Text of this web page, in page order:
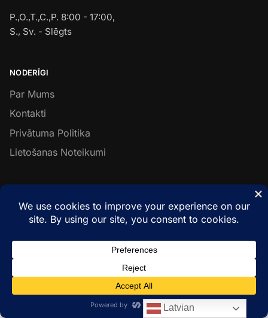
P.,O.,T.,C.,P. 8:00 - 17:00,
S., Sv. - Slēgts
NODERĪGI
Par Mums
Kontakti
Privātuma Politika
Lietošanas Noteikumi
Facebook
© Metal & Wood Constructions 2026
Latvian